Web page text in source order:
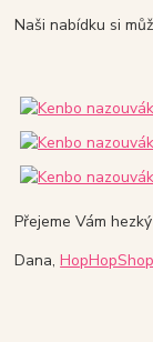
Naši nabídku si
Přejeme Vám
Dana,